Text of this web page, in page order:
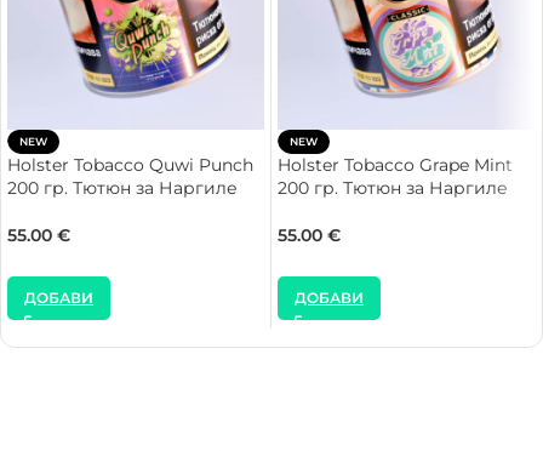
NEW
Holster Tobacco Quwi Punch
200 гр. Тютюн за Наргиле
55.00 €
ДОБАВИ
NEW
Holster Tobacco Grape Mint
200 гр. Тютюн за Наргиле
55.00 €
ДОБАВИ